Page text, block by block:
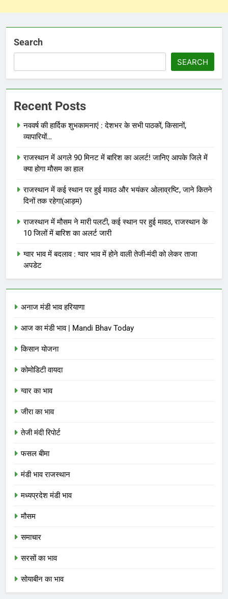
Search
SEARCH
Recent Posts
नववर्ष की हार्दिक शुभकामनाएं : देशभर के सभी पाठकों, किसानों,
व्यापारियों…
राजस्थान में अगले 90 मिनट में बारिश का अलर्ट! जानिए आपके जिले में
क्या होगा मौसम का हाल
राजस्थान में कई स्थान पर हुई मावठ और भयंकर ओलाव्रष्टि, जाने कितने
दिनों तक रहेगा(आड़म)
राजस्थान में मौसम ने मारी पलटी, कई स्थान पर हुई मावठ, राजस्थान के
10 जिलों में बारिश का अलर्ट जारी
ग्वार भाव में बदलाव : ग्वार भाव में होने वाली तेजी-मंदी को लेकर ताजा
अपडेट
अनाज मंडी भाव हरियाणा
आज का मंडी भाव | Mandi Bhav Today
किसान योजना
कोमोडिटी वायदा
ग्वार का भाव
जीरा का भाव
तेजी मंदी रिपोर्ट
फसल बीमा
मंडी भाव राजस्थान
मध्यप्रदेश मंडी भाव
मौसम
समाचार
सरसों का भाव
सोयाबीन का भाव